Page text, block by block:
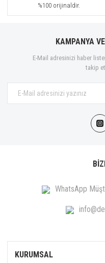
%100 orijinaldir.
KAMPANYA
E-Mail adresinizi haber
takip
WhatsApp
KURUMSAL